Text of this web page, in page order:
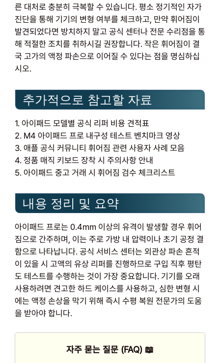
른 대처로 충분히 극복할 수 있습니다. 평소 정기적인 자가
진단을 통해 기기의 변형 여부를 체크하고, 만약 휘어짐이
발견되었다면 방치하지 말고 공식 센터나 전문 수리점을 통
해 적절한 조치를 취하시길 권장합니다. 작은 휘어짐이 결
국 고가의 액정 파손으로 이어질 수 있다는 점을 명심하십
시오.
추가적으로 참고할 자료
1. 아이패드 모델별 공식 리퍼 비용 견적표
2. M4 아이패드 프로 내구성 테스트 벤치마크 영상
3. 애플 공식 커뮤니티 휘어짐 관련 사용자 사례 모음
4. 정품 매직 키보드 장착 시 주의사항 안내
5. 아이패드 중고 거래 시 휘어짐 검수 체크리스트
내용 정리 및 요약
아이패드 프로는 0.4mm 이상의 유격이 발생할 경우 휘어
짐으로 간주하며, 이는 주로 가방 내 압력이나 초기 공정 결
함으로 나타납니다. 공식 서비스 센터는 외관상 파손 흔적
이 있을 시 고액의 유상 리퍼를 진행하므로 구입 직후 평탄
도 테스트를 수행하는 것이 가장 중요합니다. 기기를 오래
사용하려면 견고한 하드 케이스를 사용하고, 심한 변형 시
에는 액정 손상을 막기 위해 즉시 수평 복원 전문가의 도움
을 받아야 합니다.
자주 묻는 질문 (FAQ) 📖